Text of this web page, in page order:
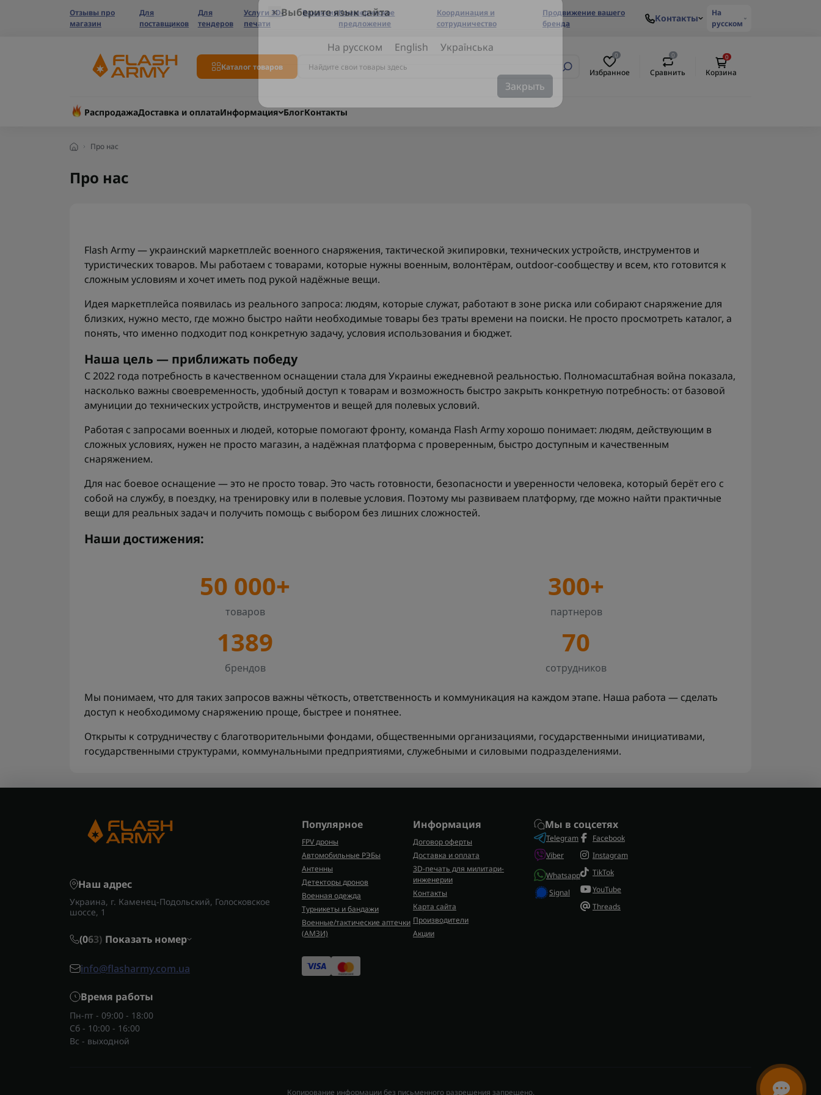
Отзывы про
магазин
Для
поставщиков
Для
тендеров
Услуги 3D-
печати
ВакансииКоммерческое
предложение
Координация и
сотрудничество
Продвижение вашего
бренда
Контакты
На
русском
Каталог товаров
0
Избранное
0
Сравнить
0
Корзина
РаспродажаДоставка и оплатаИнформация БлогКонтакты
Про нас
Про нас
На русском English
Закрыть
Flash Army — украинский маркетплейс военного снаряжения, тактической экипировки, технических устройств, инструментов и
туристических товаров. Мы работаем с товарами, которые нужны военным, волонтёрам, outdoor-сообществу и всем, кто готовится к
сложным условиям и хочет иметь под рукой надёжные вещи.
Идея маркетплейса появилась из реального запроса: людям, которые служат, работают в зоне риска или собирают снаряжение для
близких, нужно место, где можно быстро найти необходимые товары без траты времени на поиски. Не просто просмотреть каталог, а
понять, что именно подходит под конкретную задачу, условия использования и бюджет.
Наша цель — приближать победу
С 2022 года потребность в качественном оснащении стала для Украины ежедневной реальностью. Полномасштабная война показала,
насколько важны своевременность, удобный доступ к товарам и возможность быстро закрыть конкретную потребность: от базовой
амуниции до технических устройств, инструментов и вещей для полевых условий.
Работая с запросами военных и людей, которые помогают фронту, команда Flash Army хорошо понимает: людям, действующим в
сложных условиях, нужен не просто магазин, а надёжная платформа с проверенным, быстро доступным и качественным
снаряжением.
Для нас боевое оснащение — это не просто товар. Это часть готовности, безопасности и уверенности человека, который берёт его с
собой на службу, в поездку, на тренировку или в полевые условия. Поэтому мы развиваем платформу, где можно найти практичные
вещи для реальных задач и получить помощь с выбором без лишних сложностей.
Наши достижения:
50 000+
товаров
300+
партнеров
1389
брендов
70
сотрудников
Мы понимаем, что для таких запросов важны чёткость, ответственность и коммуникация на каждом этапе. Наша работа — сделать
доступ к необходимому снаряжению проще, быстрее и понятнее.
Открыты к сотрудничеству с благотворительными фондами, общественными организациями, государственными инициативами,
государственными структурами, коммунальными предприятиями, служебными и силовыми подразделениями.
Наш адрес
Украина, г. Каменец-Подольский, Голосковское
шоссе, 1
(063) Показать номер
info@flasharmy.com.ua
Время работы
Пн-пт - 09:00 - 18:00
Сб - 10:00 - 16:00
Вс - выходной
Популярное
FPV дроны
Автомобильные РЭБы
Антенны
Детекторы дронов
Военная одежда
Турникеты и бандажи
Военные/тактические аптечки
(AMЗИ)
Информация
Договор оферты
Доставка и оплата
3D-печать для милитари-
инженерии
Контакты
Карта сайта
Производители
Акции
Мы в соцсетях
Telegram
Viber
Whatsapp
Signal
Facebook
Instagram
TikTok
YouTube
Threads
Копирование информации без письменного разрешения запрещено.